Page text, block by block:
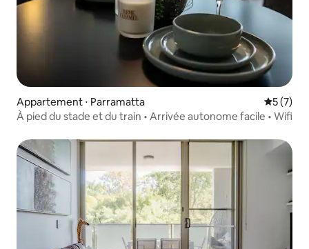
Appartement ⋅ Parramatta
5 (7)
À pied du stade et du train • Arrivée autonome facile • Wifi